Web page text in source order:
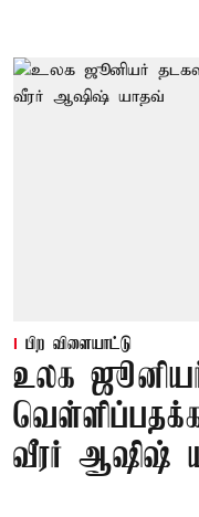
பிற விளையாட்டு
உலக
வீரர் ஆஷிஷ்